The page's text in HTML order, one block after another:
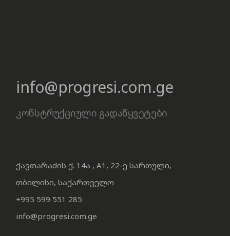
info@progresi.com.ge
კონსტრუქციული გადაწყვეტები
ქავთარაძის ქ. 14ა , A1, 22-ე სართული,
თბილისი, საქართველო
+995 599 551 285
info@progresi.com.ge